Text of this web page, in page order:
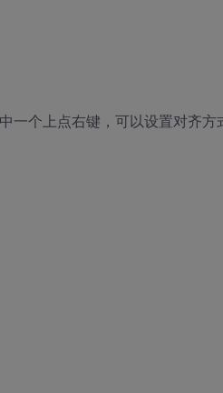
一个上点右键，可以设置对齐方